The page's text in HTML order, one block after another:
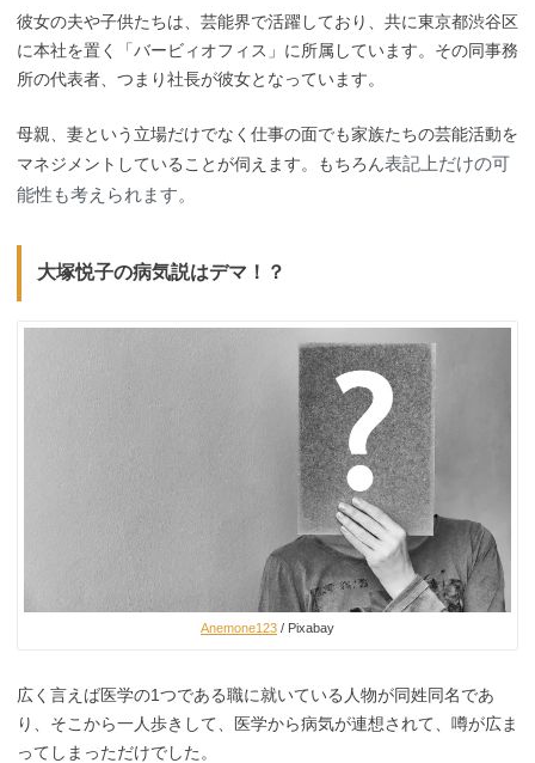
彼女の夫や子供たちは、芸能界で活躍しており、共に東京都渋谷区
に本社を置く「バービィオフィス」に所属しています。その同事務
所の代表者、つまり社長が彼女となっています。
母親、妻という立場だけでなく仕事の面でも家族たちの芸能活動を
マネジメントしていることが伺えます。もちろん表記上だけの可
能性も考えられます。
大塚悦子の病気説はデマ！？
Anemone123 / Pixabay
広く言えば医学の1つである職に就いている人物が同姓同名であ
り、そこから一人歩きして、医学から病気が連想されて、噂が広ま
ってしまっただけでした。